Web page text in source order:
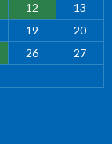
12
13
19
20
26
27